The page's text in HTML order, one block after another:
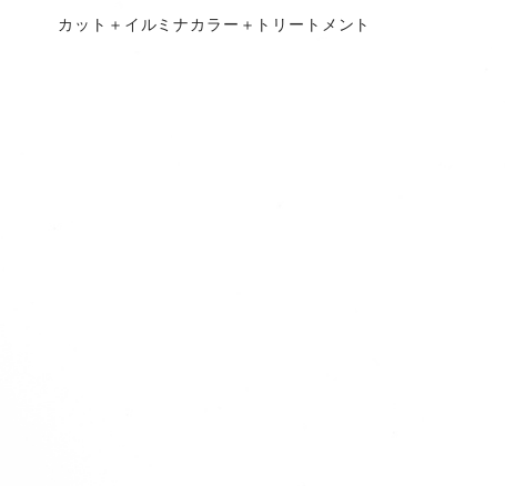
カット＋イルミナカラー＋トリートメント